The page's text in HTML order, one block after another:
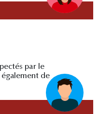
par le
de